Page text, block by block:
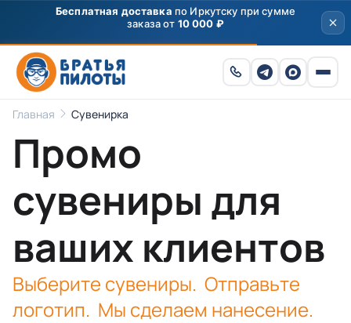
Бесплатная доставка по Иркутску при сумме
заказа от 10 000 ₽
Главная Сувенирка
Промо
сувениры для
ваших клиентов
Выберите сувениры. Отправьте
логотип. Мы сделаем нанесение.